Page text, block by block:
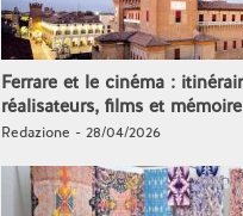
Ferrare et le cinéma :
réalisateurs, films et
Redazione - 28/04/2026